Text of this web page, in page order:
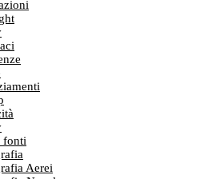
fonti
Aerei